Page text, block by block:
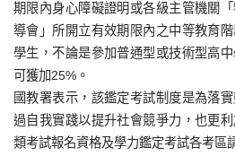
期限內身心障礙證明或各級主管機關
導會」所開立有效期限內之中等教育
學生，不論是參加普通型或技術型高
可獲加25%。
國教署表示，該鑑定考試制度是為落
過自我實踐以提升社會競爭力，也更
類考試報名資格及學力鑑定考試各考區